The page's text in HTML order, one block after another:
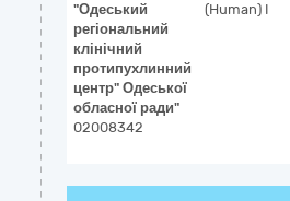
"Одеський
регіональний
клінічний
протипухлинний
центр" Одеської
обласної ради"
02008342
(Human) І